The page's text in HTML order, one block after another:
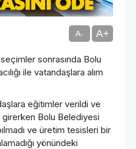
A- A+
sonrasında Bolu
ile vatandaşlara alım
eğitimler verildi ve
Bolu Belediyesi
ve üretim tesisleri bir
yönündeki